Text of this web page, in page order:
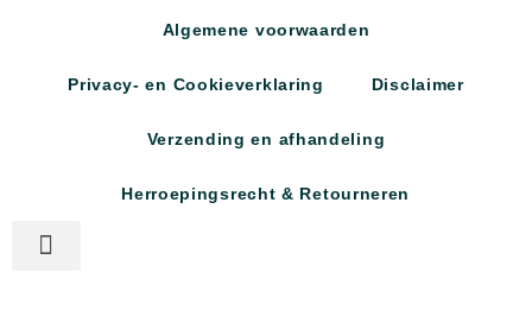
Algemene voorwaarden
Privacy- en Cookieverklaring Disclaimer
Verzending en afhandeling
Herroepingsrecht & Retourneren